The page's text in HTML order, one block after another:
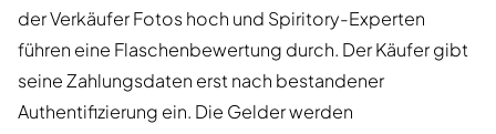
der Verkäufer Fotos hoch und Spiritory-Experten
führen eine Flaschenbewertung durch. Der Käufer gibt
seine Zahlungsdaten erst nach bestandener
Authentifizierung ein. Die Gelder werden